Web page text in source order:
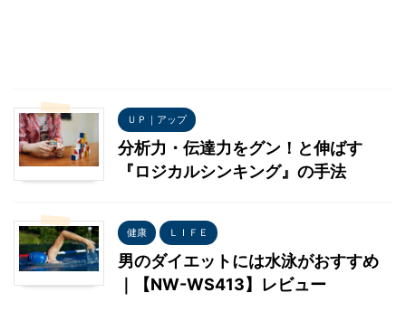
ＵＰ｜アップ
分析力・伝達力をグン！と伸ばす
『ロジカルシンキング』の手法
健康 ＬＩＦＥ
男のダイエットには水泳がおすすめ
｜【NW-WS413】レビュー